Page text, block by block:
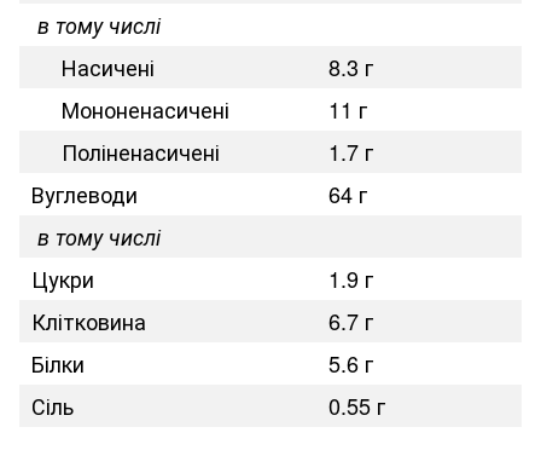
в тому числі
Насичені
8.3 г
Мононенасичені
11 г
Поліненасичені
1.7 г
Вуглеводи
64 г
в тому числі
Цукри
1.9 г
Клітковина
6.7 г
Білки
5.6 г
Сіль
0.55 г